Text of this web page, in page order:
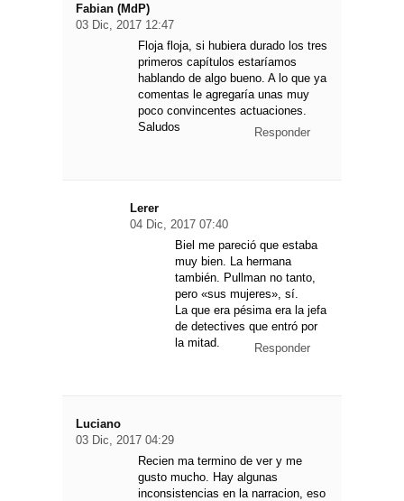
Fabian (MdP)
03 Dic, 2017 12:47
Floja floja, si hubiera durado los tres
primeros capítulos estaríamos
hablando de algo bueno. A lo que ya
comentas le agregaría unas muy
poco convincentes actuaciones.
Saludos
Responder
Lerer
04 Dic, 2017 07:40
Biel me pareció que estaba
muy bien. La hermana
también. Pullman no tanto,
pero «sus mujeres», sí.
La que era pésima era la jefa
de detectives que entró por
la mitad.
Responder
Luciano
03 Dic, 2017 04:29
Recien ma termino de ver y me
gusto mucho. Hay algunas
inconsistencias en la narracion, eso